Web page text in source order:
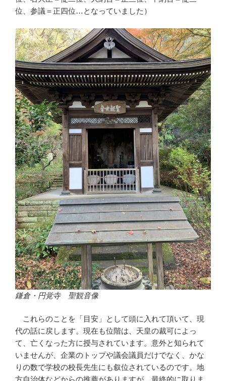
位、参議＝正四位…となっていました）
鎌倉・円覚寺 聖観音像
これらのことを「目安」として頭に入れて頂いて、現
代の話に戻します。現在も位階は、天皇の裁可によっ
て、亡くなった方に授与されています。意外と知られて
いませんが、企業のトップや議会議員だけでなく、かな
りの数で学校の校長先生にも叙位されているのです。地
方自治体などからの推薦がありますが、最終的に取りま